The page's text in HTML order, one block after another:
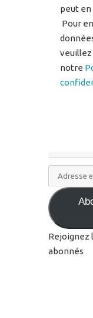
peut en
Pour
notre
Adresse
e-
mail
Rejoignez
abonnés